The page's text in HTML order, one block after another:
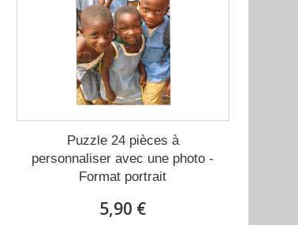
Puzzle 24 pièces à
personnaliser avec une photo -
Format portrait
5,90 €